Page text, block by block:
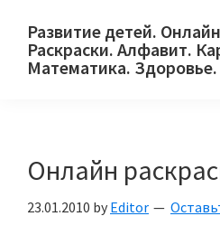
primary
main
primary
Развитие детей.
Раскраски. Алфавит.
Математика. Здоровье.
и
родителей.
Онлайн
23.01.2010 by Editor